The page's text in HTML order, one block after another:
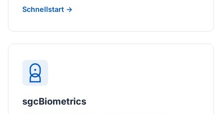
Schnellstart →
sgcBiometrics